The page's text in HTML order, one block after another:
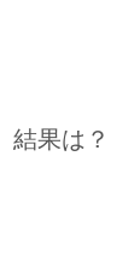
結果は？